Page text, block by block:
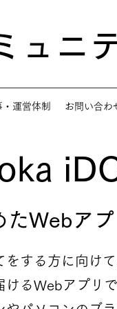
ュニ
・運営体制 お問い合わ
Webア
する方に向け
るWebアプリで